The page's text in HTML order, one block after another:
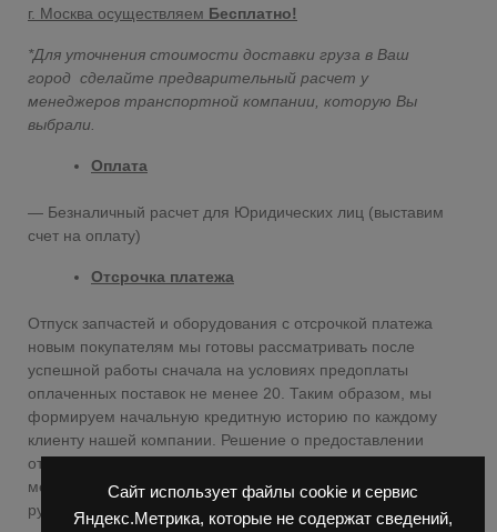
Сайт использует файлы cookie и сервис
Яндекс.Метрика, которые не содержат сведений,
г. Москва осуществляем Бесплатно!
*Для уточнения стоимости доставки груза в Ваш
город сделайте предварительный расчет у
менеджеров транспортной компании, которую Вы
выбрали.
Оплата
— Безналичный расчет для Юридических лиц (выставим
счет на оплату)
Отсрочка платежа
Отпуск запчастей и оборудования с отсрочкой платежа
новым покупателям мы готовы рассматривать после
успешной работы сначала на условиях предоплаты
оплаченных поставок не менее 20. Таким образом, мы
формируем начальную кредитную историю по каждому
клиенту нашей компании. Решение о предоставлении
отсрочки платежа добросовестному покупателю наши
менеджеры принимают, согласовав его с
руководителем.